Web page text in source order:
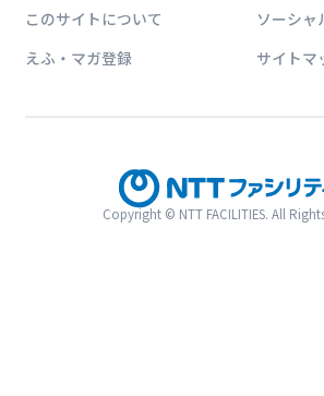
このサイトについて
ソーシャ
えふ・マガ登録
サイトマ
Copyright © NTT FACILITIES. All